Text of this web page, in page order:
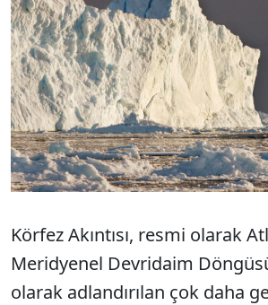
Körfez Akıntısı, resmi olarak
Meridyenel Devridaim
olarak adlandırılan çok daha